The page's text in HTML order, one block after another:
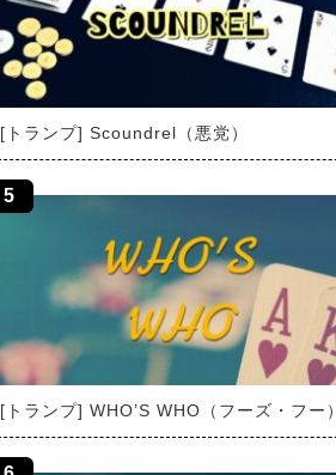
[トランプ] Scoundrel（悪党）
[トランプ] WHO’S WHO（フーズ・フー）